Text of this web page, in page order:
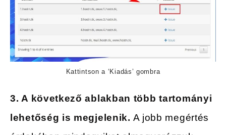
Kattintson a ‘Kiadás’ gombra
3. A következő ablakban több tartományi
lehetőség is megjelenik. A jobb megértés